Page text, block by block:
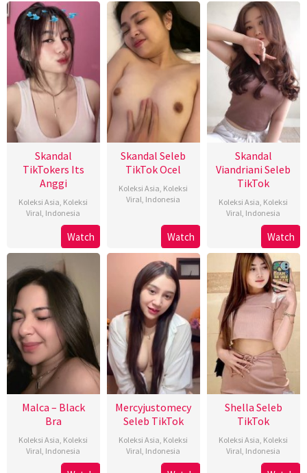
Skandal
TikTokers Its
Anggi
Koleksi Asia Koleksi
Viral Indonesia
Watch
Skandal Seleb
TikTok Ocel
Koleksi Asia Koleksi
Viral Indonesia
Watch
Skandal
Viandriani Seleb
TikTok
Koleksi Asia Koleksi
Viral Indonesia
Watch
Malca – Black
Bra
Koleksi Asia Koleksi
Viral Indonesia
Mercyjustomecy
Seleb TikTok
Koleksi Asia Koleksi
Viral Indonesia
Shella Seleb
TikTok
Koleksi Asia Koleksi
Viral Indonesia